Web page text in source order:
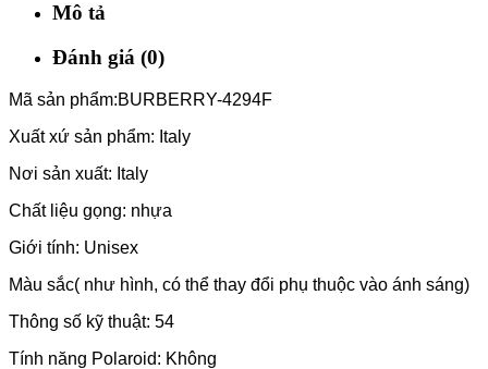
Mô tả
Đánh giá (0)
Mã sản phẩm:BURBERRY-4294F
Xuất xứ sản phẩm: Italy
Nơi sản xuất: Italy
Chất liệu gọng: nhựa
Giới tính: Unisex
Màu sắc( như hình, có thể thay đổi phụ thuộc vào ánh sáng)
Thông số kỹ thuật: 54
Tính năng Polaroid: Không